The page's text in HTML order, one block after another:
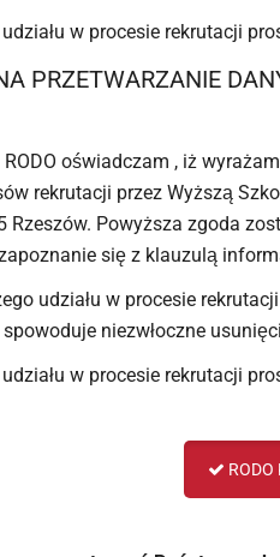
w procesie rekrutacji
PRZETWARZANIE
oświadczam , iż
rekrutacji przez Wyższą
Rzeszów. Powyższa zgoda
się z klauzulą
udziału w procesie
niezwłoczne
w procesie rekrutacji